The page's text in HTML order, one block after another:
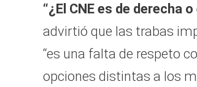
“¿El CNE es de derecha
advirtió que las trabas
“es una falta de respeto
opciones distintas a los